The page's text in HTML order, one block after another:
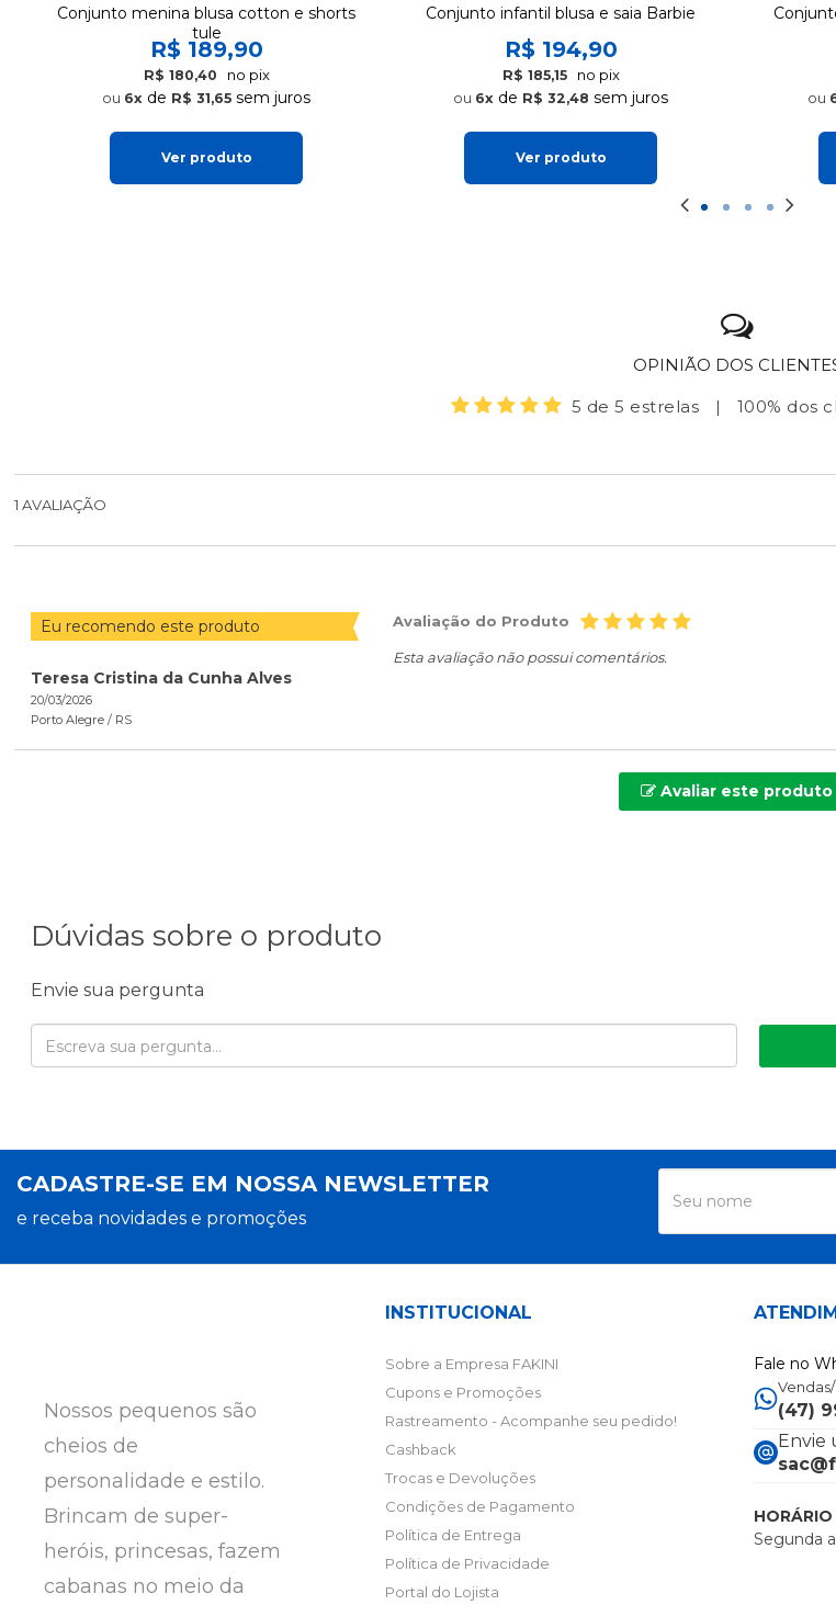
Conjunto menina blusa cotton e shorts
tule
R$ 189,90
R$ 180,40 no pix
6xde R$ 31,65sem juros
Ver produto
Conjunto infantil blusa e saia Barbie
R$ 194,90
R$ 185,15 no pix
6xde R$ 32,48 sem juros
Ver produto
OPINIÃO DOS
5 de 5 estrelas
| 100% dos
1 AVALIAÇÃO
Eu recomendo este produto
Teresa Cristina da Cunha Alves
20/03/2026
Porto Alegre / RS
Avaliação do Produto
Esta avaliação não possui comentários.
Avaliar este produto
Dúvidas sobre o produto
Envie sua pergunta
CADASTRE-SE EM NOSSA NEWSLETTER
e receba novidades e promoções
Nossos pequenos são
cheios de
personalidade e estilo.
Brincam de super-
heróis, princesas, fazem
cabanas no meio da
INSTITUCIONAL
Sobre a Empresa FAKINI
Cupons e Promoções
Rastreamento - Acompanhe seu pedido!
Cashback
Trocas e Devoluções
Condições de Pagamento
Política de Entrega
Política de Privacidade
Portal do Lojista
Fale no
(47)
Envie
Segunda